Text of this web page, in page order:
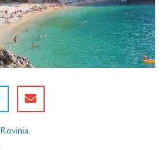
Rovinia